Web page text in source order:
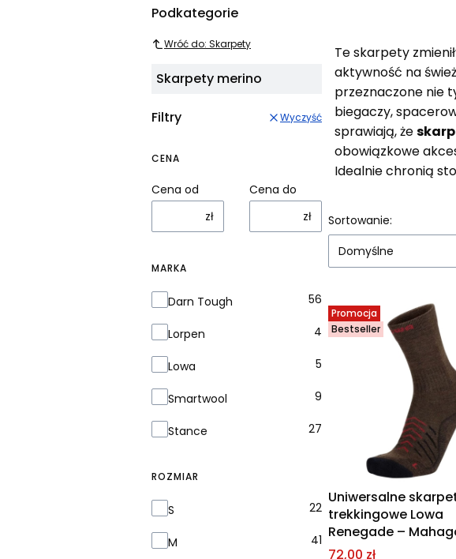
Podkategorie
Wróć do: Skarpety
Skarpety merino
Filtry Wyczyść
CENA
Cena od
zł
Cena do
zł
MARKA
Marka
Darn Tough 56
Lorpen 4
Lowa 5
Smartwool 9
Stance 27
ROZMIAR
Rozmiar
S 22
M 41
Te skarpety
aktywność na
przeznaczone nie
biegaczy,
sprawiają, że
obowiązkowe
Idealnie chronią
Lista
Sortowanie:
Domyślne
Promocja
Bestseller
Uniwersalne
trekkingowe Lowa
Renegade –
Cena promocyjna
72,00 zł